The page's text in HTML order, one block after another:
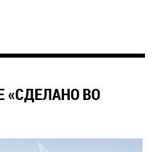
«СДЕЛАНО ВО